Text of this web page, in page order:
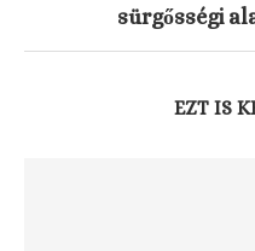
sürgősségi
EZT IS